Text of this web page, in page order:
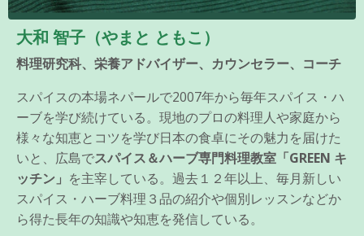
大和 智子（やまと ともこ）
料理研究科、栄養アドバイザー、カウンセラー、コーチ
スパイスの本場ネパールで2007年から毎年スパイス・ハ
ーブを学び続けている。現地のプロの料理人や家庭から
様々な知恵とコツを学び日本の食卓にその魅力を届けた
いと、広島でスパイス＆ハーブ専門料理教室「GREEN キ
ッチン」 を主宰している。過去１２年以上、毎月新しい
スパイス・ハーブ料理３品の紹介や個別レッスンなどか
ら得た長年の知識や知恵を発信している。